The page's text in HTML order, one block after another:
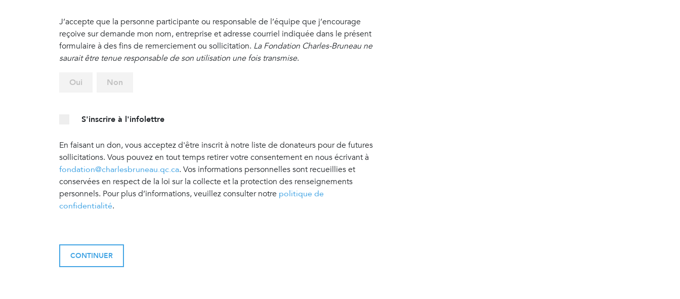
J’accepte que la personne participante ou responsable de l’équipe que j’encourage
reçoive sur demande mon nom, entreprise et adresse courriel indiquée dans le présent
formulaire à des fins de remerciement ou sollicitation. La Fondation Charles-Bruneau ne
saurait être tenue responsable de son utilisation une fois transmise.
Oui Non
S'inscrire à l'infolettre
En faisant un don, vous acceptez d'être inscrit à notre liste de donateurs pour de futures
sollicitations. Vous pouvez en tout temps retirer votre consentement en nous écrivant à
fondation@charlesbruneau.qc.ca. Vos informations personnelles sont recueillies et
conservées en respect de la loi sur la collecte et la protection des renseignements
personnels. Pour plus d’informations, veuillez consulter notre politique de
confidentialité.
CONTINUER